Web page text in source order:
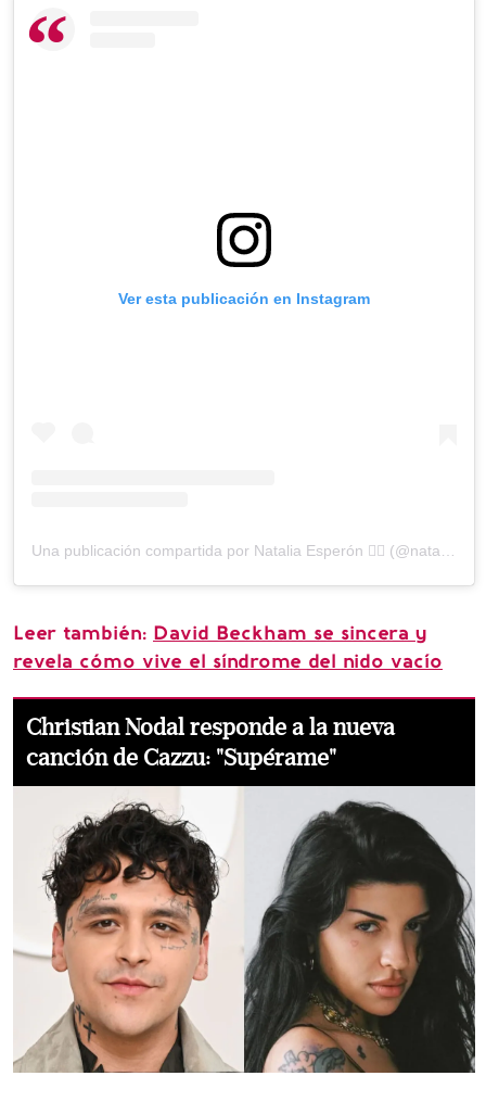
Ver esta publicación en Instagram
Una publicación compartida por Natalia Esperón ❤️‍🔥 (@nataliaesperonmx)
Leer también: David Beckham se sincera y
revela cómo vive el síndrome del nido vacío
Christian Nodal responde a la nueva
canción de Cazzu: "Supérame"